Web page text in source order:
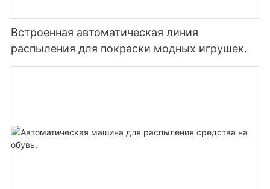
Встроенная автоматическая линия
распыления для покраски модных игрушек.